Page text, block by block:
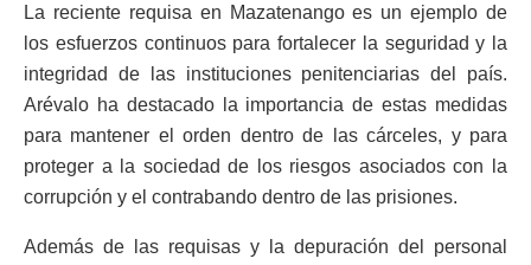
La reciente requisa en Mazatenango es un ejemplo de
los esfuerzos continuos para fortalecer la seguridad y la
integridad de las instituciones penitenciarias del país.
Arévalo ha destacado la importancia de estas medidas
para mantener el orden dentro de las cárceles, y para
proteger a la sociedad de los riesgos asociados con la
corrupción y el contrabando dentro de las prisiones.
Además de las requisas y la depuración del personal